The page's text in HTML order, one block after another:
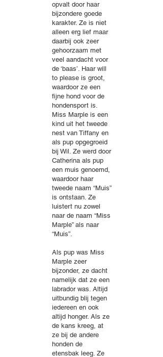
opvalt door haar
bijzondere goede
karakter. Ze is niet
alleen erg lief maar
daarbij ook zeer
gehoorzaam met
veel aandacht voor
de ‘baas’. Haar will
to please is groot,
waardoor ze een
fijne hond voor de
hondensport is.
Miss Marple is een
kind uit het tweede
nest van Tiffany en
als pup opgegroeid
bij Wil. Ze werd door
Catherina als pup
een muis genoemd,
waardoor haar
tweede naam “Muis”
is ontstaan. Ze
luistert nu zowel
naar de naam “Miss
Marple” als naar
“Muis”.
Als pup was Miss
Marple zeer
bijzonder, ze dacht
namelijk dat ze een
labrador was. Altijd
uitbundig blij tegen
iedereen en ook
altijd honger. Als ze
de kans kreeg, at
ze bij de andere
honden de
etensbak leeg. Ze